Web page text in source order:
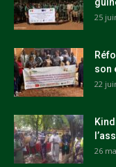
25
son
22
26